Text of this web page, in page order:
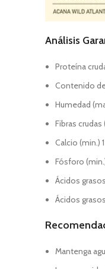
Análisis
Proteína
Contenido
Humedad
Fibras crudas
Calcio (min.)
Fósforo
Ácidos
Ácidos
Mantenga